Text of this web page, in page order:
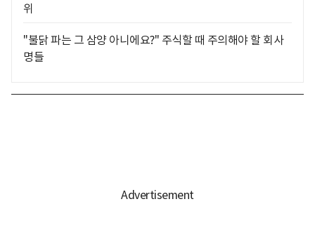
위
"불닭 파는 그 삼양 아니에요?" 주식할 때 주의해야 할 회사
명들